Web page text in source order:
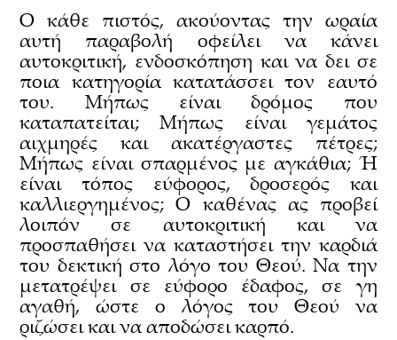
Ο κάθε πιστός, ακούοντας την ωραία
αυτή παραβολή οφείλει να κάνει
αυτοκριτική, ενδοσκόπηση και να δει σε
ποια κατηγορία κατατάσσει τον εαυτό
του. Μήπως είναι δρόμος που
καταπατείται; Μήπως είναι γεμάτος
αιχμηρές και ακατέργαστες πέτρες;
Μήπως είναι σπαρμένος με αγκάθια; Ή
είναι τόπος εύφορος, δροσερός και
καλλιεργημένος; Ο καθένας ας προβεί
λοιπόν σε αυτοκριτική και να
προσπαθήσει να καταστήσει την καρδιά
του δεκτική στο λόγο του Θεού. Να την
μετατρέψει σε εύφορο έδαφος, σε γη
αγαθή, ώστε ο λόγος του Θεού να
ριζώσει και να αποδώσει καρπό.